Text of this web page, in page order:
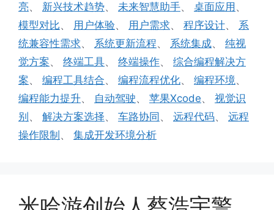
亮、 新兴技术趋势、 未来智慧助手、 桌面应用 、
模型对比、 用户体验、 用户需求、 程序设计、 系
统兼容性需求、 系统更新流程、 系统集成、 纯视
觉方案、 终端工具、 终端操作、 综合编程解决方
案、 编程工具结合、 编程流程优化、 编程环境、
编程能力提升、 自动驾驶、 苹果Xcode、 视觉识
别 、 解决方案选择、 车路协同 、 远程代码、 远程
操作限制 、 集成开发环境分析